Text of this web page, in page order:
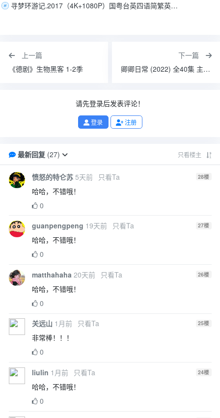
寻梦环游记.2017（4K+1080P）国粤台英四语简繁英字.豆瓣9.1分
上一篇
《德剧》生物黑客 1-2季
下一篇
卿卿日常 (2022) 全40集 主演: 白敬亭 / 田曦薇
请先登录后发表评论！
登录 注册
最新回复(27) 只看楼主
愤怒的特仑苏 5天前 只看Ta 28楼
哈哈，不错哦！
0
guanpengpeng 19天前 只看Ta 27楼
哈哈，不错哦！
0
matthahaha 20天前 只看Ta 26楼
哈哈，不错哦！
0
关远山 1月前 只看Ta 25楼
非常棒！！！
0
liulin 1月前 只看Ta 24楼
哈哈，不错哦！
0